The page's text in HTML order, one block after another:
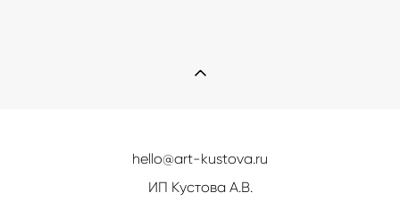
hello@art-kustova.ru
ИП Кустова А.В.